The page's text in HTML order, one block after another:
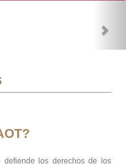
defiende los derechos de los